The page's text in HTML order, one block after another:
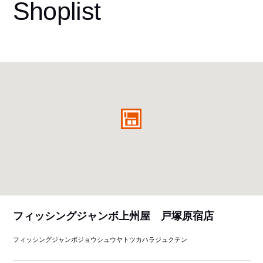
Shoplist
フィッシングジャンボ上州屋 戸塚原宿店
フィッシングジャンボジョウシュウヤトツカハラジュクテン